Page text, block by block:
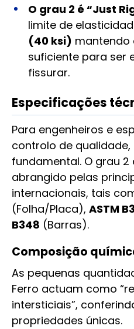
O grau 2 é “Just
limite de
(40 ksi) mantendo
suficiente para ser
fissurar.
Especificações
Para engenheiros e
controlo de
fundamental. O grau
abrangido pelas
internacionais, tais
(Folha/Placa), ASTM
B348 (Barras).
Composição
As pequenas
Ferro actuam como
intersticiais”,
propriedades únicas.